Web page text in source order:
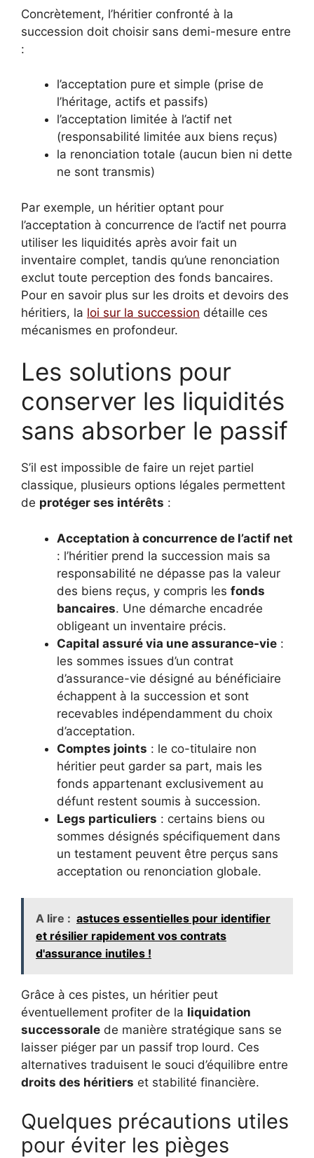
Concrètement, l’héritier confronté à la
succession doit choisir sans demi-mesure entre
:
l’acceptation pure et simple (prise de
l’héritage, actifs et passifs)
l’acceptation limitée à l’actif net
(responsabilité limitée aux biens reçus)
la renonciation totale (aucun bien ni dette
ne sont transmis)
Par exemple, un héritier optant pour
l’acceptation à concurrence de l’actif net pourra
utiliser les liquidités après avoir fait un
inventaire complet, tandis qu’une renonciation
exclut toute perception des fonds bancaires.
Pour en savoir plus sur les droits et devoirs des
héritiers, la loi sur la succession détaille ces
mécanismes en profondeur.
Les solutions pour
conserver les liquidités
sans absorber le passif
S’il est impossible de faire un rejet partiel
classique, plusieurs options légales permettent
de protéger ses intérêts :
Acceptation à concurrence de l’actif net
: l’héritier prend la succession mais sa
responsabilité ne dépasse pas la valeur
des biens reçus, y compris les fonds
bancaires. Une démarche encadrée
obligeant un inventaire précis.
Capital assuré via une assurance-vie :
les sommes issues d’un contrat
d’assurance-vie désigné au bénéficiaire
échappent à la succession et sont
recevables indépendamment du choix
d’acceptation.
Comptes joints : le co-titulaire non
héritier peut garder sa part, mais les
fonds appartenant exclusivement au
défunt restent soumis à succession.
Legs particuliers : certains biens ou
sommes désignés spécifiquement dans
un testament peuvent être perçus sans
acceptation ou renonciation globale.
A lire : astuces essentielles pour identifier
et résilier rapidement vos contrats
d'assurance inutiles !
Grâce à ces pistes, un héritier peut
éventuellement profiter de la liquidation
successorale de manière stratégique sans se
laisser piéger par un passif trop lourd. Ces
alternatives traduisent le souci d’équilibre entre
droits des héritiers et stabilité financière.
Quelques précautions utiles
pour éviter les pièges